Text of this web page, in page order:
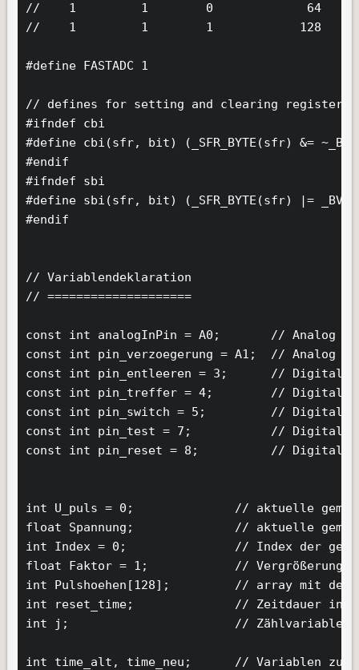
//    1         1        0             64
//    1         1        1            128
#define FASTADC 1
// defines for setting and clearing register
#ifndef cbi
#define cbi(sfr, bit) (_SFR_BYTE(sfr) &=
#endif
#ifndef sbi
#define sbi(sfr, bit) (_SFR_BYTE(sfr) |=
#endif
// Variablendeklaration
// ====================
const int analogInPin = A0;       // Analog
const int pin_verzoegerung = A1;  // Analog
const int pin_entleeren = 3;      // Digital
const int pin_treffer = 4;        // Digital
const int pin_switch = 5;         // Digital
const int pin_test = 7;           // Digital output
const int pin_reset = 8;          // Digital input
int U_puls = 0;              // aktuelle
float Spannung;              // aktuelle
int Index = 0;               // Index der
float Faktor = 1;            // Vergrößerungs-
int Pulshoehen[128];         // array mit der
int reset_time;              // Zeitdauer in ms
int j;                       // Zählvariable als
int time_alt, time_neu;      // Variablen zur